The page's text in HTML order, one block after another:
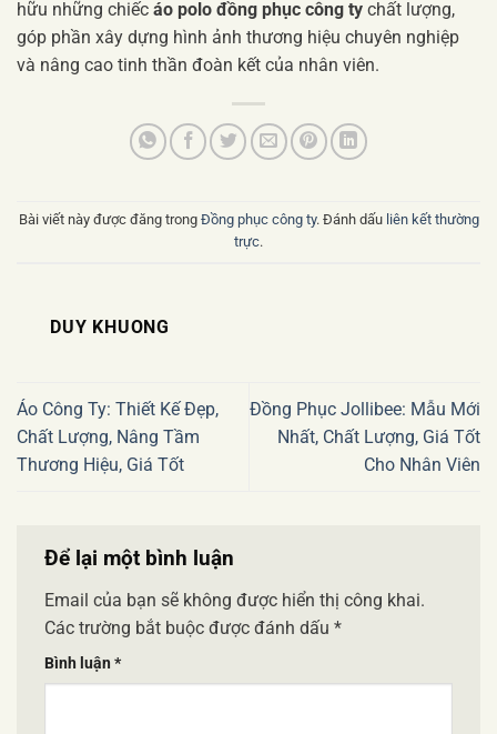
hữu những chiếc áo polo đồng phục công ty chất lượng,
góp phần xây dựng hình ảnh thương hiệu chuyên nghiệp
và nâng cao tinh thần đoàn kết của nhân viên.
Bài viết này được đăng trong Đồng phục công ty. Đánh dấu liên kết thường
trực.
DUY KHUONG
Áo Công Ty: Thiết Kế Đẹp,
Chất Lượng, Nâng Tầm
Thương Hiệu, Giá Tốt
Đồng Phục Jollibee: Mẫu Mới
Nhất, Chất Lượng, Giá Tốt
Cho Nhân Viên
Để lại một bình luận
Email của bạn sẽ không được hiển thị công khai.
Các trường bắt buộc được đánh dấu *
Bình luận *